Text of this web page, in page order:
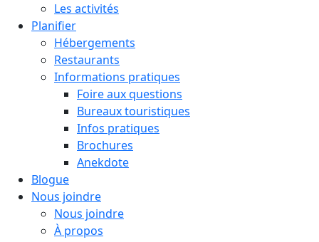
Les activités
Planifier
Hébergements
Restaurants
Informations pratiques
Foire aux questions
Bureaux touristiques
Infos pratiques
Brochures
Anekdote
Blogue
Nous joindre
Nous joindre
À propos